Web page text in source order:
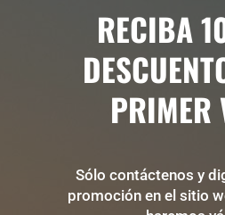
RECIBA
PRIMER
Sólo contáctenos y
promoción en el sitio